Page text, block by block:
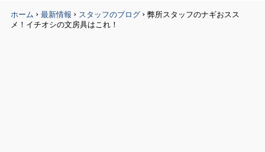
ホーム › 最新情報 › スタッフのブログ › 弊所スタッフのナギおスス
メ！イチオシの文房具はこれ！